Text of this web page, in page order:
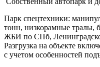
Парк спецтехники:
тонн, низкорамные тралы,
ЖБИ по СПб,
Разгрузка на объекте
с учетом особенностей